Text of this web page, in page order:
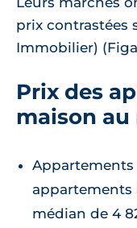
prix contrastées
Immobilier)
Prix des
maison au
Appartements
appartements
médian de 4